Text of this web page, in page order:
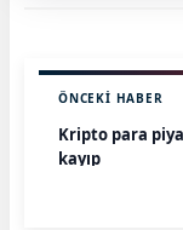
ÖNCEKI HABER
Kripto para
kayıp